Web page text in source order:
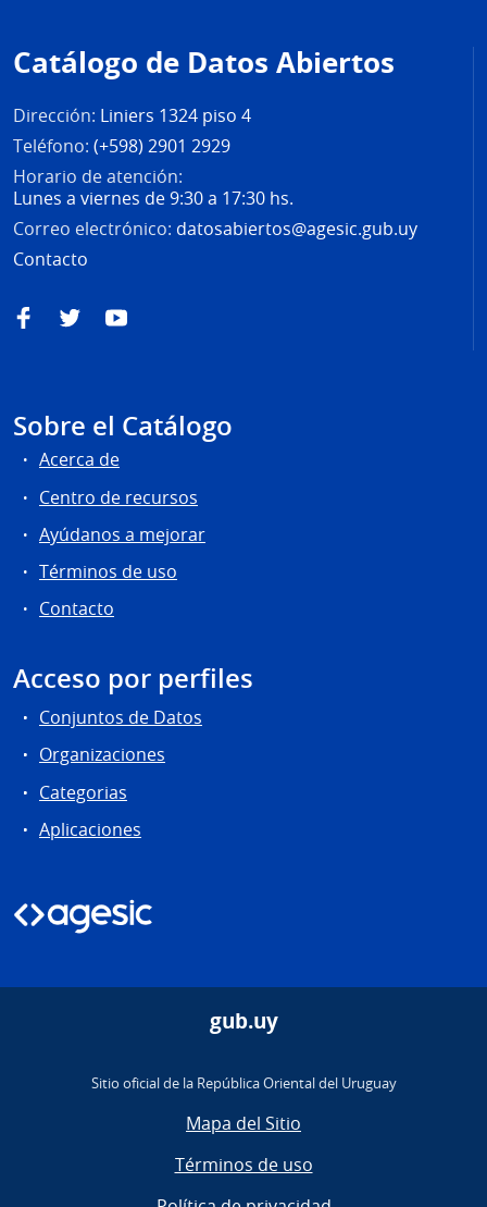
de
página
Catálogo de Datos Abiertos
Dirección: Liniers 1324 piso 4
Teléfono: (+598) 2901 2929
Horario de atención:
Lunes a viernes de 9:30 a 17:30 hs.
Correo electrónico: datosabiertos@agesic.gub.uy
Contacto
FacebookTwitterYouTube
Sobre el Catálogo
Acerca de
Centro de recursos
Ayúdanos a mejorar
Términos de uso
Contacto
Acceso por perfiles
Conjuntos de Datos
Organizaciones
Categorias
Aplicaciones
gub.uy
Sitio oficial de la República Oriental del Uruguay
Mapa del Sitio
Términos de uso